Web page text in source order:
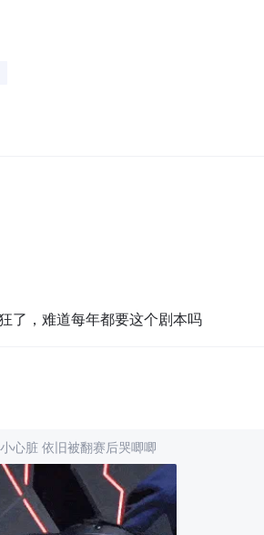
了，难道每年都要这个剧本吗
心脏 依旧被翻赛后哭唧唧